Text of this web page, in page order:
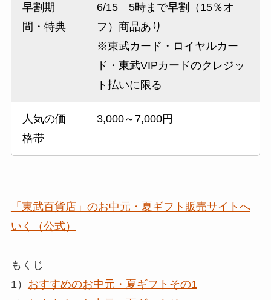
早割期
間・特典
6/15 5時まで早割（15％オ
フ）商品あり
※東武カード・ロイヤルカー
ド・東武VIPカードのクレジッ
ト払いに限る
人気の価
格帯
3,000～7,000円
「東武百貨店」のお中元・夏ギフト販売サイトへ
いく（公式）
もくじ
1） おすすめのお中元・夏ギフトその1